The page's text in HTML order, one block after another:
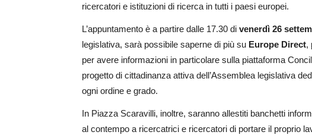
ricercatori e istituzioni di ricerca in tutti i paesi europei.
L’appuntamento è a partire dalle 17.30 di venerdì 26
legislativa, sarà possibile saperne di più su Europe Direct,
per avere informazioni in particolare sulla piattaforma
progetto di cittadinanza attiva dell’Assemblea legislativa
ogni ordine e grado.
In Piazza Scaravilli, inoltre, saranno allestiti banchetti
al contempo a ricercatrici e ricercatori di portare il proprio